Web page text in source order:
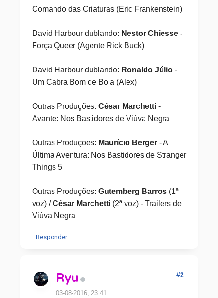
Comando das Criaturas (Eric Frankenstein)
David Harbour dublando: Nestor Chiesse-
Força Queer (Agente Rick Buck)
David Harbour dublando: Ronaldo Júlio-
Um Cabra Bom de Bola (Alex)
Outras Produções: César Marchetti-
Avante: Nos Bastidores de Viúva Negra
Outras Produções: Maurício Berger - A
Última Aventura: Nos Bastidores de Stranger
Things 5
Outras Produções: Gutemberg Barros(1ª
voz) /César Marchetti(2ª voz) - Trailers de
Viúva Negra
Responder
Ryu
03-08-2016, 23:41
#2